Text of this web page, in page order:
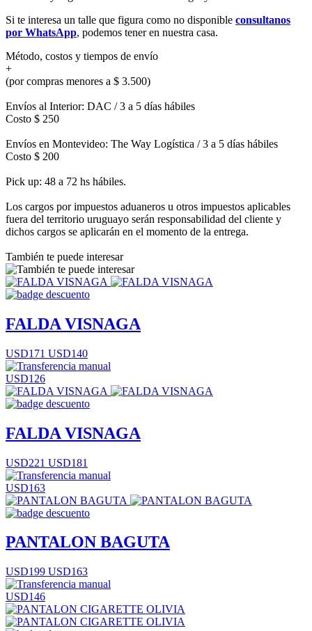
Si te interesa un talle que figura como no disponible consultanos
por WhatsApp, podemos tener en nuestra casa.
Método, costos y tiempos de envío
+
(por compras menores a $ 3.500)
Envíos al Interior: DAC / 3 a 5 días hábiles
Costo $ 250
Envíos en Montevideo: The Way Logística / 3 a 5 días hábiles
Costo $ 200
Pick up: 48 a 72 hs hábiles.
Los cargos por impuestos aduaneros u otros impuestos aplicables
fuera del territorio uruguayo serán responsabilidad del cliente y
dichos cargos se aplicarán en el momento de la entrega.
También te puede interesar
FALDA VISNAGA
USD171 USD140
USD126
FALDA VISNAGA
USD221 USD181
USD163
PANTALON BAGUTA
USD199 USD163
USD146